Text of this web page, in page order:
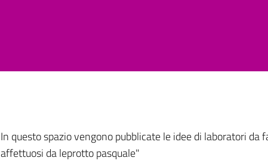
In questo spazio vengono pubblicate le idee di laboratori da
affettuosi da leprotto pasquale"